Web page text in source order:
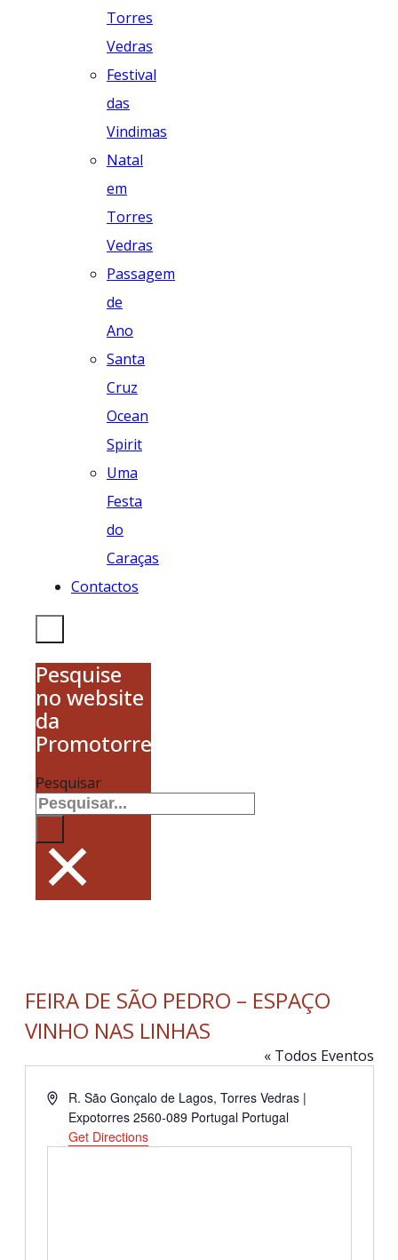
Torres
Vedras
Festival
das
Vindimas
Natal
em
Torres
Vedras
Passagem
de
Ano
Santa
Cruz
Ocean
Spirit
Uma
Festa
do
Caraças
Contactos
Pesquise
no website
da
Promotorres
Pesquisar
×
FEIRA DE SÃO PEDRO – ESPAÇO
VINHO NAS LINHAS
« Todos Eventos
AddressR. São Gonçalo de Lagos, Torres Vedras |
Expotorres 2560-089 Portugal Portugal
Get Directions